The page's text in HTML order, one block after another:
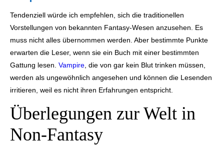
Tendenziell würde ich empfehlen, sich die traditionellen
Vorstellungen von bekannten Fantasy-Wesen anzusehen. Es
muss nicht alles übernommen werden. Aber bestimmte Punkte
erwarten die Leser, wenn sie ein Buch mit einer bestimmten
Gattung lesen. Vampire , die von gar kein Blut trinken müssen,
werden als ungewöhnlich angesehen und können die Lesenden
irritieren, weil es nicht ihren Erfahrungen entspricht.
Überlegungen zur Welt in
Non-Fantasy